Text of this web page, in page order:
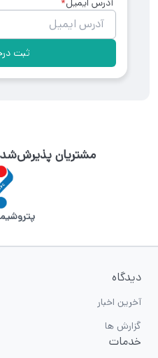
ثبت
مشتریان
دیدگاه
آخرین اخبار
گزارش ها
خدمات